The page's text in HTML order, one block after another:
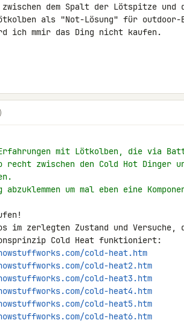
dem Spalt der Lötspitze und
als "Not-Lösung" für outdoor-
ich mmir das Ding nicht kaufen.
Erfahrungen mit Lötkolben, die via
recht zwischen den Cold Hot Dinger
um mal eben eine
im zerlegten Zustand und Versuche,
cold-heat.htm
cold-heat2.htm
cold-heat3.htm
cold-heat4.htm
cold-heat5.htm
cold-heat6.htm